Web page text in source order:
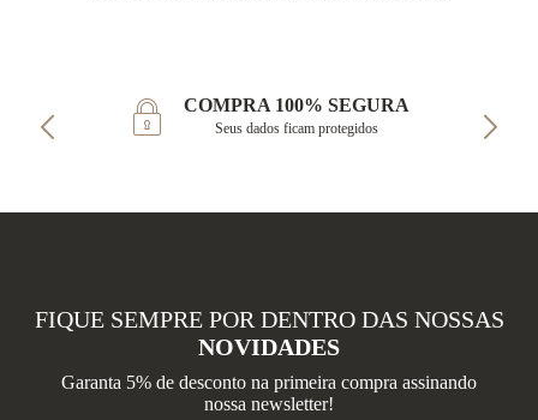
COMPRA 100% SEGURA
Seus dados ficam protegidos
FIQUE SEMPRE POR DENTRO DAS NOSSAS
NOVIDADES
Garanta 5% de desconto na primeira compra assinando
nossa newsletter!